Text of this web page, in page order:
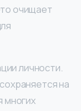
очищает
личности.
на
многих